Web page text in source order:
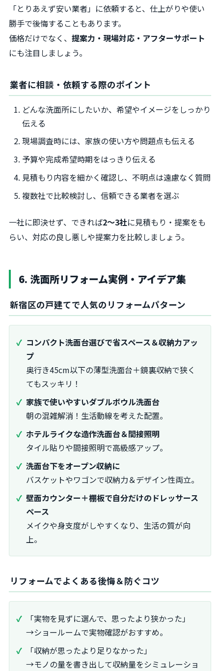
「とりあえず安い業者」に依頼すると、仕上がりや使い
勝手で後悔することもあります。
価格だけでなく、 提案力・現場対応・アフターサポート
にも注目しましょう。
業者に相談・依頼する際のポイント
どんな洗面所にしたいか、希望やイメージをしっかり
伝える
現場調査時には、家族の使い方や問題点も伝える
予算や完成希望時期をはっきり伝える
見積もり内容を細かく確認し、不明点は遠慮なく質問
複数社で比較検討し、信頼できる業者を選ぶ
一社に即決せず、できれば2〜3社に見積もり・提案をも
らい、対応の良し悪しや提案力を比較しましょう。
6. 洗面所リフォーム実例・アイデア集
新宿区の戸建てで人気のリフォームパターン
コンパクト洗面台選びで省スペース＆収納力アッ
プ
奥行き45cm以下の薄型洗面台＋鏡裏収納で狭く
てもスッキリ！
家族で使いやすいダブルボウル洗面台
朝の混雑解消！生活動線を考えた配置。
ホテルライクな造作洗面台＆間接照明
タイル貼りや間接照明で高級感アップ。
洗面台下をオープン収納に
バスケットやワゴンで収納力＆デザイン性両立。
壁面カウンター＋棚板で自分だけのドレッサース
ペース
メイクや身支度がしやすくなり、生活の質が向
上。
リフォームでよくある後悔＆防ぐコツ
「実物を見ずに選んで、思ったより狭かった」
→ショールームで実物確認がおすすめ。
「収納が思ったより足りなかった」
→モノの量を書き出して収納量をシミュレーショ